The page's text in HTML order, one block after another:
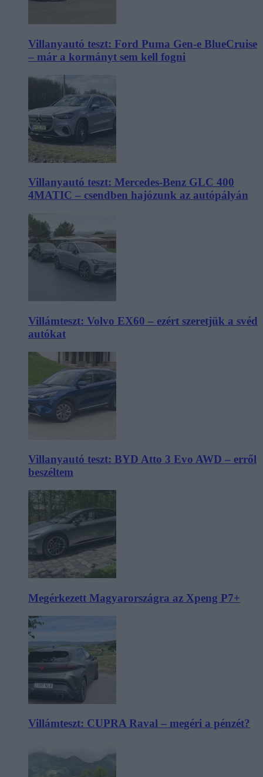
Villanyautó teszt: Ford Puma Gen-e BlueCruise
– már a kormányt sem kell fogni
Villanyautó teszt: Mercedes-Benz GLC 400
4MATIC – csendben hajózunk az autópályán
Villámteszt: Volvo EX60 – ezért szeretjük a svéd
autókat
Villanyautó teszt: BYD Atto 3 Evo AWD – erről
beszéltem
Megérkezett Magyarországra az Xpeng P7+
Villámteszt: CUPRA Raval – megéri a pénzét?